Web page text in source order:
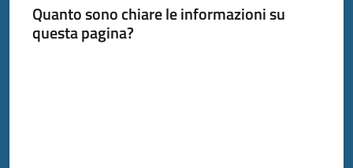
Servizi
Quanto sono chiare le informazioni su
questa pagina?